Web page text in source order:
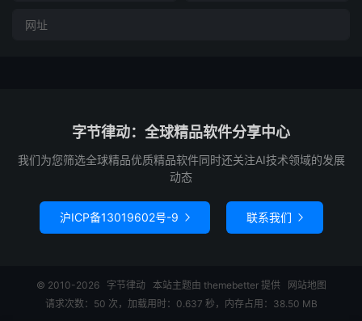
字节律动：全球精品软件分享中心
我们为您筛选全球精品优质精品软件同时还关注AI技术领域的发展
动态
沪ICP备13019602号-9  联系我们 
© 2010-2026 字节律动 本站主题由 themebetter提供
网站地图
请求次数：50 次，加载用时：0.637 秒，内存占用：38.50 MB